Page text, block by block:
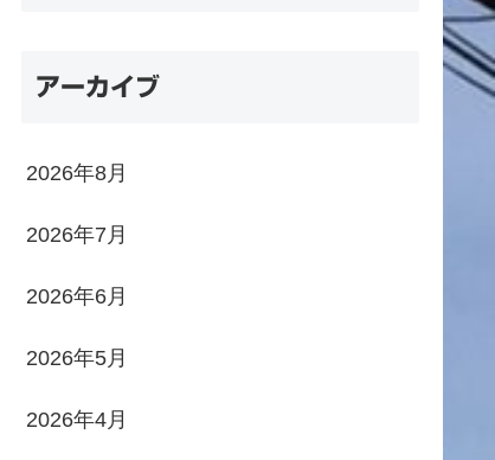
アーカイブ
2026年8月
2026年7月
2026年6月
2026年5月
2026年4月